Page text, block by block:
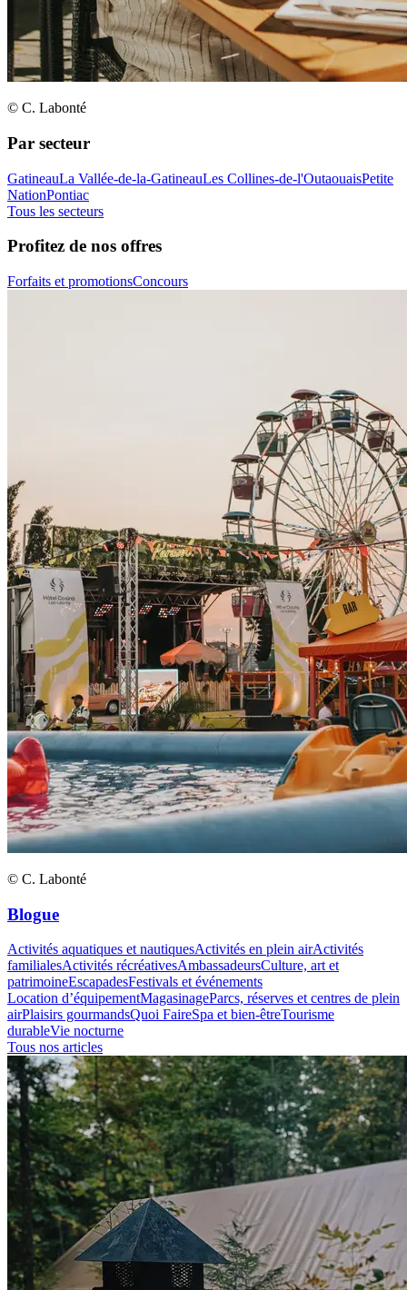
© C. Labonté
Par secteur
GatineauLa Vallée-de-la-GatineauLes Collines-de-l'OutaouaisPetite
NationPontiac
Tous les secteurs
Profitez de nos offres
Forfaits et promotionsConcours
© C. Labonté
Blogue
Activités aquatiques et nautiquesActivités en plein airActivités
familialesActivités récréativesAmbassadeursCulture, art et
patrimoineEscapadesFestivals et événements
Location d’équipementMagasinageParcs, réserves et centres de plein
airPlaisirs gourmandsQuoi FaireSpa et bien-êtreTourisme
durableVie nocturne
Tous nos articles